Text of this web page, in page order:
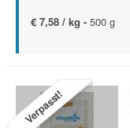
€ 7,58 / kg - 500 g
Verpasst!